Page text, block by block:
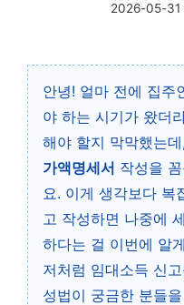
2026-05-31
안녕! 얼마 전에 집주
야 하는 시기가 왔더
해야 할지 막막했는
가액명세서 작성을
요. 이게 생각보다 복
고 작성하면 나중에
하다는 걸 이번에 알
저처럼 임대소득 신
성법이 궁금한 분들